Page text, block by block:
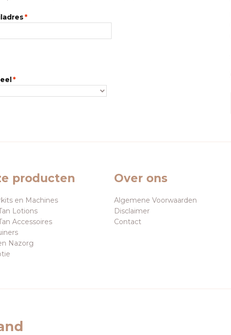
*
*
producten
en Machines
Lotions
Accessoires
Nazorg
Over ons
Algemene Voorwaarden
Disclaimer
Contact